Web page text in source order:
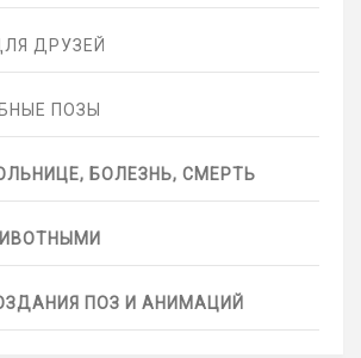
ДРУЗЕЙ
ПОЗЫ
БОЛЕЗНЬ, СМЕРТЬ
ПОЗ И АНИМАЦИЙ